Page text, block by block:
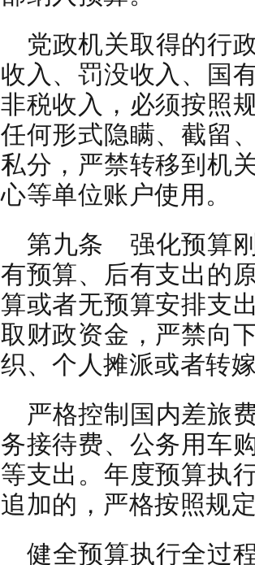
党政机关取得的行
收入、罚没收入、国
非税收入，必须按照
任何形式隐瞒、截留
私分，严禁转移到机
心等单位账户使用。
第九条 强化预算
有预算、后有支出的
算或者无预算安排支
取财政资金，严禁向
织、个人摊派或者转
严格控制国内差旅
务接待费、公务用车
等支出。年度预算执
追加的，严格按照规
健全预算执行全过